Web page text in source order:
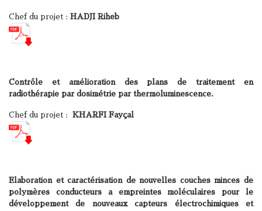
Chef du projet : HADJI Riheb
Contrôle et amélioration des plans de traitement en
radiothérapie par dosimétrie par thermoluminescence.
Chef du projet : KHARFI Fayçal
Elaboration et caractérisation de nouvelles couches minces de
polymères conducteurs a empreintes moléculaires pour le
développement de nouveaux capteurs électrochimiques et